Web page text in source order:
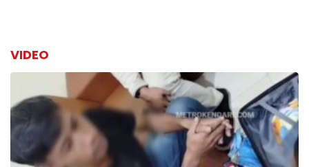
VIDEO